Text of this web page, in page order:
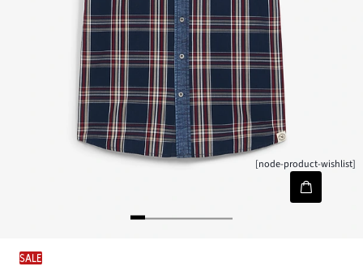
[node-product-wishlist]
SALE